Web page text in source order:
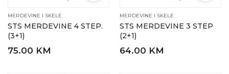
MERDEVINE I SKELE
STS MERDEVINE 4 STEP.
(3+1)
75.00 KM
MERDEVINE I SKELE
STS MERDEVINE 3 STEP
(2+1)
64.00 KM